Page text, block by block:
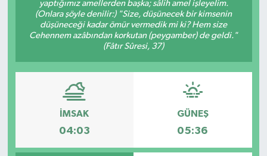
yaptığımız amellerden başka; sâlih amel işleyelim.
(Onlara şöyle denilir:) "Size, düşünecek bir kimsenin
düşüneceği kadar ömür vermedik mi ki? Hem size
Cehennem azâbından korkutan (peygamber) de geldi."
(Fâtır Sûresi, 37)
İMSAK
04:03
GÜNEŞ
05:36
Yaşam